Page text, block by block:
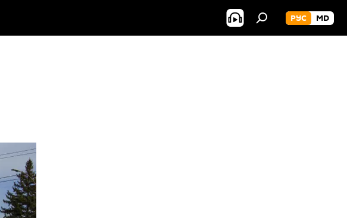
РУС MD